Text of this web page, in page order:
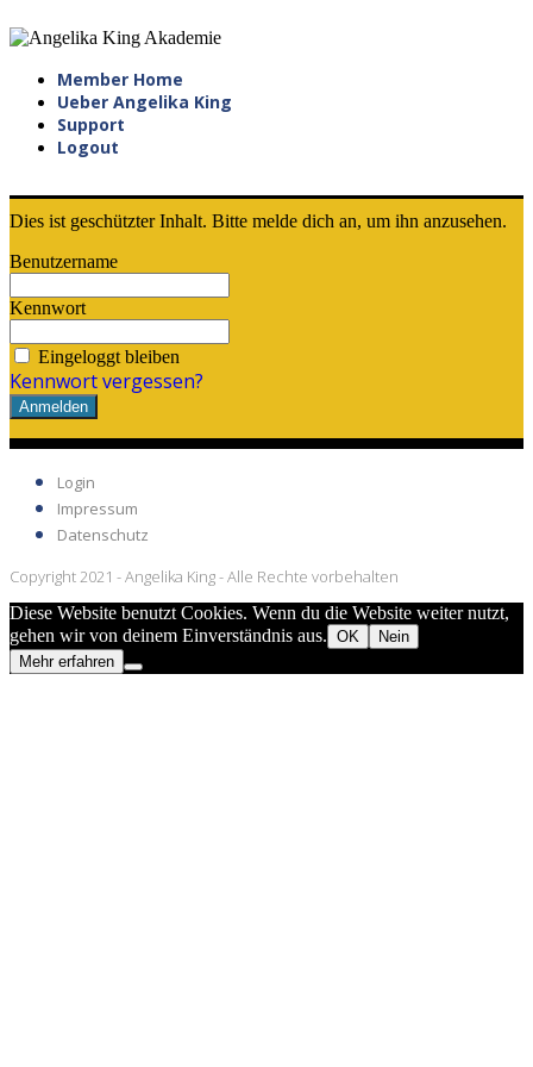
Member Home
Ueber Angelika King
Support
Logout
Dies ist geschützter Inhalt. Bitte melde dich an, um ihn anzusehen.
Benutzername
Kennwort
Eingeloggt bleiben
Kennwort vergessen?
Login
Impressum
Datenschutz
Copyright 2021 - Angelika King - Alle Rechte vorbehalten
Diese Website benutzt Cookies. Wenn du die Website weiter nutzt,
gehen wir von deinem Einverständnis aus. OK
Nein
Mehr erfahren